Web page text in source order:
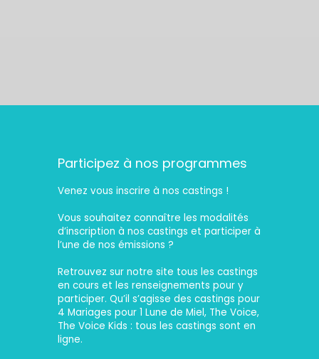
Participez à nos programmes
Venez vous inscrire à nos castings !
Vous souhaitez connaître les modalités
d’inscription à nos castings et participer à
l’une de nos émissions ?
Retrouvez sur notre site tous les castings
en cours et les renseignements pour y
participer. Qu’il s’agisse des castings pour
4 Mariages pour 1 Lune de Miel, The Voice,
The Voice Kids : tous les castings sont en
ligne.